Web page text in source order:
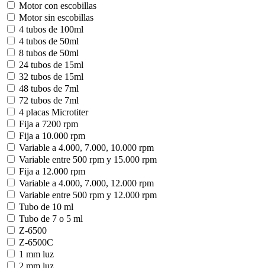
Motor con escobillas
Motor sin escobillas
4 tubos de 100ml
4 tubos de 50ml
8 tubos de 50ml
24 tubos de 15ml
32 tubos de 15ml
48 tubos de 7ml
72 tubos de 7ml
4 placas Microtiter
Fija a 7200 rpm
Fija a 10.000 rpm
Variable a 4.000, 7.000, 10.000 rpm
Variable entre 500 rpm y 15.000 rpm
Fija a 12.000 rpm
Variable a 4.000, 7.000, 12.000 rpm
Variable entre 500 rpm y 12.000 rpm
Tubo de 10 ml
Tubo de 7 o 5 ml
Z-6500
Z-6500C
1 mm luz